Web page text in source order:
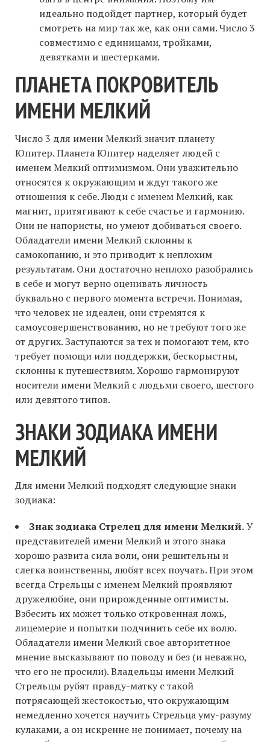
идеально подойдет партнер, который будет
смотреть на мир так же, как они сами. Число 3
совместимо с единицами, тройками,
девятками и шестерками.
ПЛАНЕТА ПОКРОВИТЕЛЬ
ИМЕНИ МЕЛКИЙ
Число 3 для имени Мелкий значит планету
Юпитер. Планета Юпитер наделяет людей с
именем Мелкий оптимизмом. Они уважительно
относятся к окружающим и ждут такого же
отношения к себе. Люди с именем Мелкий, как
магнит, притягивают к себе счастье и гармонию.
Они не напористы, но умеют добиваться своего.
Обладатели имени Мелкий склонны к
самокопанию, и это приводит к неплохим
результатам. Они достаточно неплохо разобрались
в себе и могут верно оценивать личность
буквально с первого момента встречи. Понимая,
что человек не идеален, они стремятся к
самоусовершенствованию, но не требуют того же
от других. Заступаются за тех и помогают тем, кто
требует помощи или поддержки, бескорыстны,
склонны к путешествиям. Хорошо гармонируют
носители имени Мелкий с людьми своего, шестого
или девятого типов.
ЗНАКИ ЗОДИАКА ИМЕНИ
МЕЛКИЙ
Для имени Мелкий подходят следующие знаки
зодиака:
Знак зодиака Стрелец для имени Мелкий.У
представителей имени Мелкий и этого знака
хорошо развита сила воли, они решительны и
слегка воинственны, любят всех поучать. При этом
всегда Стрельцы с именем Мелкий проявляют
дружелюбие, они прирожденные оптимисты.
Взбесить их может только откровенная ложь,
лицемерие и попытки подчинить себе их волю.
Обладатели имени Мелкий свое авторитетное
мнение высказывают по поводу и без (и неважно,
что его не просили). Владельцы имени Мелкий
Стрельцы рубят правду-матку с такой
потрясающей жестокостью, что окружающим
немедленно хочется научить Стрельца уму-разуму
кулаками, а он искренне не понимает, почему на